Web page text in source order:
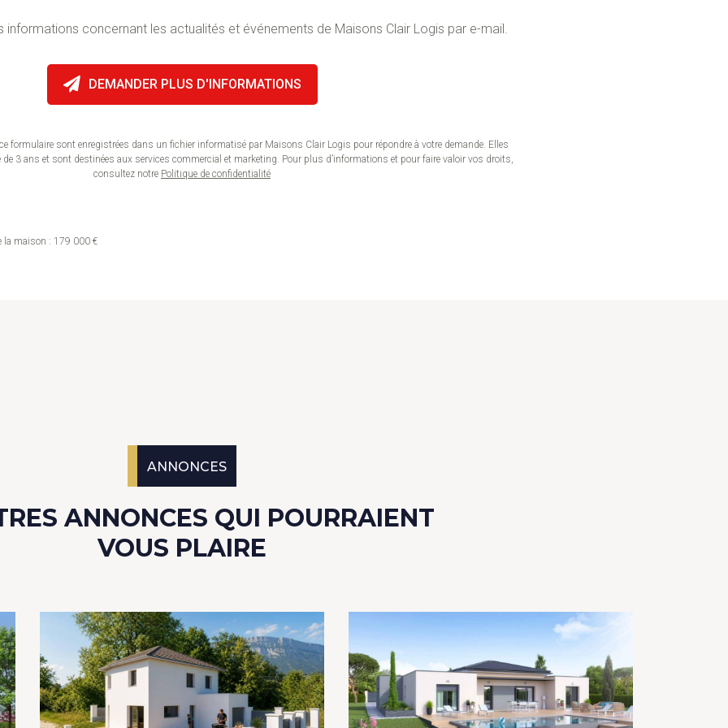
concernant les actualités et événements de Maisons Clair Logis par e-mail.
formulaire sont enregistrées dans un fichier informatisé par Maisons Clair Logis pour répondre à votre demande. Elles
3 ans et sont destinées aux services commercial et marketing. Pour plus d’informations et pour faire valoir vos droits,
consultez notre Politique de confidentialité
la maison : 179 000 €
ANNONCES
ANNONCES QUI POURRAIENT
VOUS PLAIRE